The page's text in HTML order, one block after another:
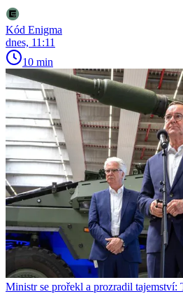
Kód Enigma
dnes, 11:11
10 min
Ministr se prořekl a prozradil tajemství: